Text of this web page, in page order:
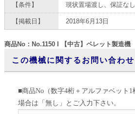
【条件】 現状置場渡し、保証なし
【掲載日】 2018年6月13日
商品No：No.1150 I 【中古】ペレット製造機
この機械に関するお問い合わせ